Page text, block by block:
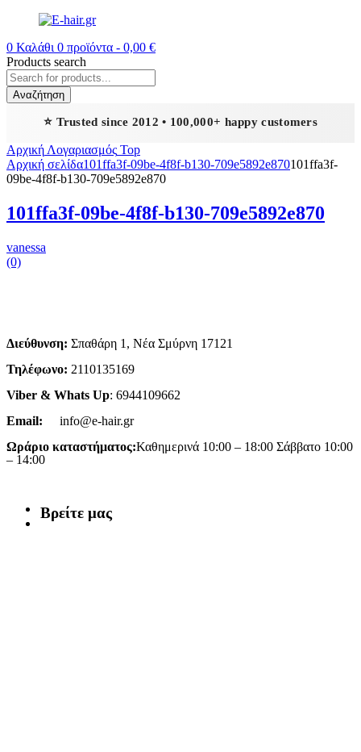
0 Καλάθι 0 προϊόντα - 0,00 €
Products search
Αναζήτηση
⭐ Trusted since 2012 • 100,000+ happy customers
Αρχική Λογαριασμός Top
Αρχική σελίδα101ffa3f-09be-4f8f-b130-709e5892e870101ffa3f-
09be-4f8f-b130-709e5892e870
101ffa3f-09be-4f8f-b130-709e5892e870
vanessa
(0)
Διεύθυνση: Σπαθάρη 1, Νέα Σμύρνη 17121
Τηλέφωνο: 2110135169
Viber & Whats Up: 6944109662
Email:
info@e-hair.gr
Ωράριο καταστήματος:Καθημερινά 10:00 – 18:00 Σάββατο 10:00
– 14:00
Βρείτε μας